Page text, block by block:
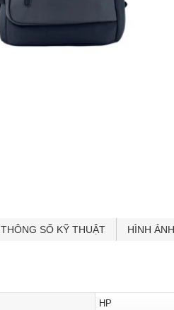
THÔNG SỐ KỸ THUẬT HÌNH ẢNH
HP